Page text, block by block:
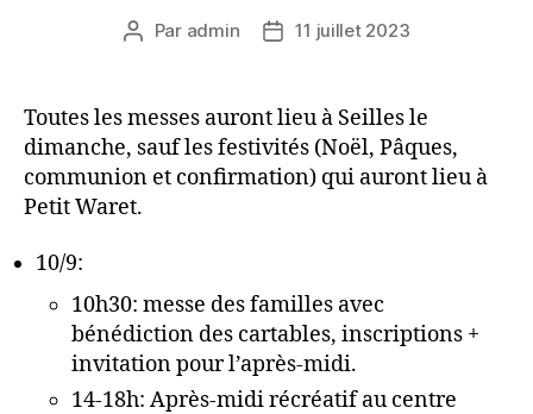
Auteur
Par admin
Date11 juillet 2023
Toutes les messes auront lieu à Seilles le
dimanche, sauf les festivités (Noël, Pâques,
communion et confirmation) qui auront lieu à
Petit Waret.
10/9:
10h30: messe des familles avec
bénédiction des cartables, inscriptions +
invitation pour l’après-midi.
14-18h: Après-midi récréatif au centre